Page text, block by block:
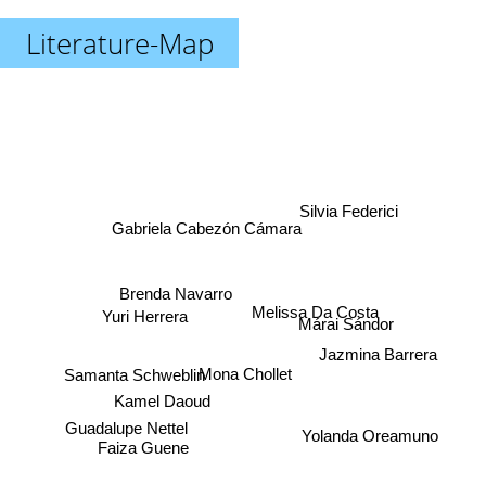
Literature-Map
Mona Chollet
Kamel Daoud
Samanta Schweblin
Melissa Da Costa
Faiza Guene
Jazmina Barrera
Márai Sándor
Brenda Navarro
Guadalupe Nettel
Silvia Federici
Gabriela Cabezón Cámara
Yuri Herrera